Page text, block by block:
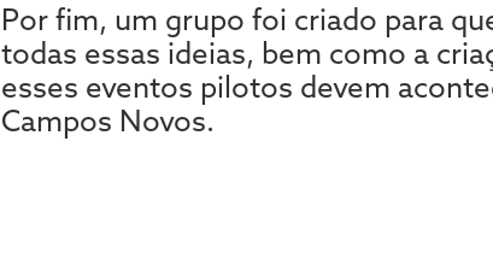
Por fim, um grupo foi criado para
todas essas ideias, bem como a
esses eventos pilotos devem
Campos Novos.